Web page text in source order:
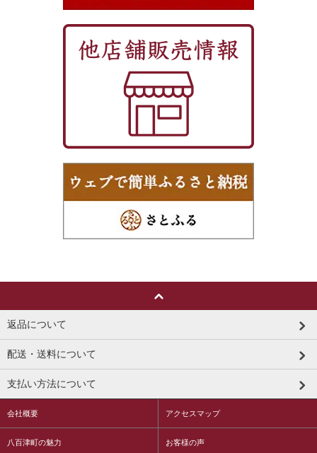
返品について
配送・送料について
支払い方法について
会社概要 アクセスマップ
八百津町の魅力 お客様の声